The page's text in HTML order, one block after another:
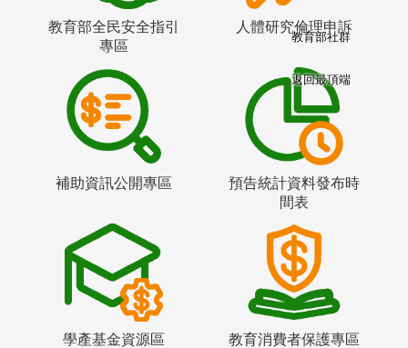
教育部全民安全指引
專區
人體研究倫理申訴
補助資訊公開專區
預告統計資料發布時
間表
學產基金資源區 教育消費者保護專區
教育部社群
返回最頂端